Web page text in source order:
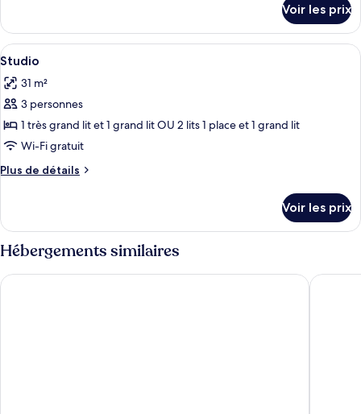
Double
ou
avec
lits
jumeaux,
balcon,
vue
ville
le
type
de
Chambre
Deluxe
ou
avec
jumeaux,
Voir les prix
Afficher
toutes
les
photos
pour
ce
type
de
Studio
Une chambre avec un grand lit, un
11
Studio
31 m²
3 personnes
1 très grand lit et 1 grand lit OU 2 lits 1 place et 1 grand lit
Wi-Fi gratuit
Plus de détails
Plus
le
type
de
Studio
Voir les prix
Hébergements similaires
Hotel Ambasador